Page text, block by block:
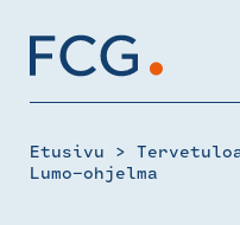
content
Etusivu >
Lumo-ohjelma